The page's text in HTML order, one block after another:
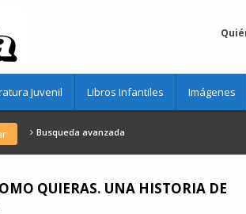
Juvenil Libros Infantiles Imágenes
Busqueda avanzada
QUIERAS. UNA HISTORIA DE